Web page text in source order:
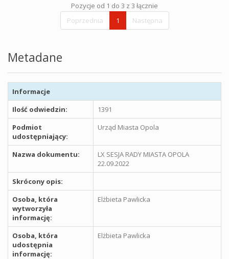
Pozycje od 1 do 3 z 3 łącznie
Poprzednia
1 Następna
Metadane
Informacje
Ilość odwiedzin:
1391
Podmiot
udostępniający:
Urząd Miasta Opola
Nazwa dokumentu:
LX SESJA RADY MIASTA OPOLA
22.09.2022
Skrócony opis:
Osoba, która
wytworzyła
informację:
Elżbieta Pawlicka
Osoba, która
udostępnia
informację:
Elżbieta Pawlicka